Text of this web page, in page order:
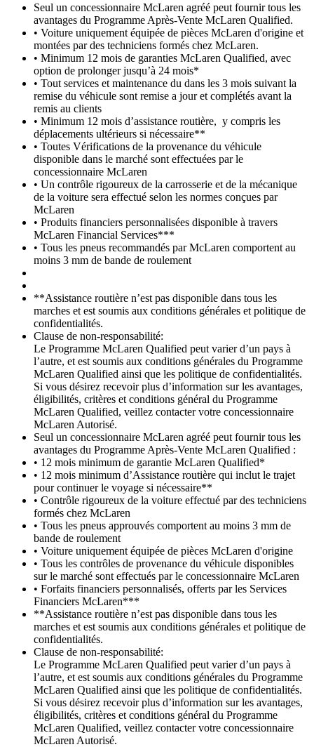
Seul un concessionnaire McLaren agréé peut fournir tous les
avantages du Programme Après-Vente McLaren Qualified.
• Voiture uniquement équipée de pièces McLaren d'origine et
montées par des techniciens formés chez McLaren.
• Minimum 12 mois de garanties McLaren Qualified, avec
option de prolonger jusqu’à 24 mois*
• Tout services et maintenance du dans les 3 mois suivant la
remise du véhicule sont remise a jour et complétés avant la
remis au clients
• Minimum 12 mois d’assistance routière, y compris les
déplacements ultérieurs si nécessaire**
• Toutes Vérifications de la provenance du véhicule
disponible dans le marché sont effectuées par le
concessionnaire McLaren
• Un contrôle rigoureux de la carrosserie et de la mécanique
de la voiture sera effectué selon les normes conçues par
McLaren
• Produits financiers personnalisées disponible à travers
McLaren Financial Services***
• Tous les pneus recommandés par McLaren comportent au
moins 3 mm de bande de roulement
**Assistance routière n’est pas disponible dans tous les
marches et est soumis aux conditions générales et politique de
confidentialités.
Clause de non-responsabilité:
Le Programme McLaren Qualified peut varier d’un pays à
l’autre, et est soumis aux conditions générales du Programme
McLaren Qualified ainsi que les politique de confidentialités.
Si vous désirez recevoir plus d’information sur les avantages,
éligibilités, critères et conditions général du Programme
McLaren Qualified, veillez contacter votre concessionnaire
McLaren Autorisé.
Seul un concessionnaire McLaren agréé peut fournir tous les
avantages du Programme Après-Vente McLaren Qualified :
• 12 mois minimum de garantie McLaren Qualified*
• 12 mois minimum d’Assistance routière qui inclut le trajet
pour continuer le voyage si nécessaire**
• Contrôle rigoureux de la voiture effectué par des techniciens
formés chez McLaren
• Tous les pneus approuvés comportent au moins 3 mm de
bande de roulement
• Voiture uniquement équipée de pièces McLaren d'origine
• Tous les contrôles de provenance du véhicule disponibles
sur le marché sont effectués par le concessionnaire McLaren
• Forfaits financiers personnalisés, offerts par les Services
Financiers McLaren***
**Assistance routière n’est pas disponible dans tous les
marches et est soumis aux conditions générales et politique de
confidentialités.
Clause de non-responsabilité:
Le Programme McLaren Qualified peut varier d’un pays à
l’autre, et est soumis aux conditions générales du Programme
McLaren Qualified ainsi que les politique de confidentialités.
Si vous désirez recevoir plus d’information sur les avantages,
éligibilités, critères et conditions général du Programme
McLaren Qualified, veillez contacter votre concessionnaire
McLaren Autorisé.